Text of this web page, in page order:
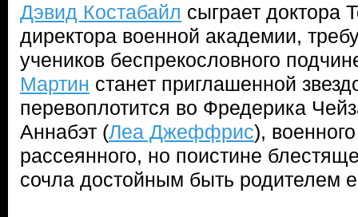
Дэвид Костабайл сыграет доктора
директора военной академии,
учеников беспрекословного
Мартин станет приглашенной
перевоплотится во Фредерика
Аннабэт (Леа Джеффрис),
рассеянного, но поистине
сочла достойным быть родителем